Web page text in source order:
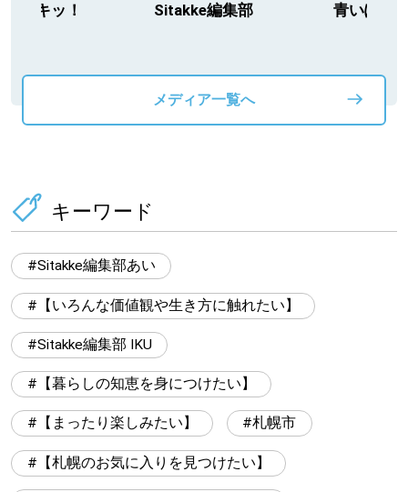
編集部 青いぽすと
「北海道３大
メディア一覧へ
キーワード
Sitakke編集部あい
【いろんな価値観や生き方に触れたい】
Sitakke編集部 IKU
【暮らしの知恵を身につけたい】
【まったり楽しみたい】 札幌市
【札幌のお気に入りを見つけたい】